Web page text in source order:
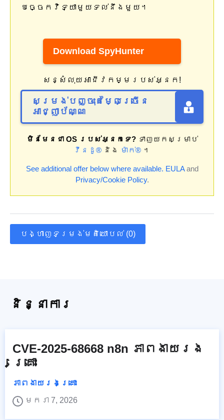
បច្ចេកវិទ្យាមួយទល់នឹងមួយ។
Download SpyHunter
សន្សំលុយអាជីវកម្មរបស់អ្នក!
សម្រង់បញ្ចុះតម្លៃច្រើន
អាជ្ញាប័ណ្ណ
មិនមែនជា OS របស់អ្នកទេ?ទាញយកសម្រាប់
វីនដូ® និង ម៉ាក់® ។
See additional offer below where available. EULAand
Privacy/Cookie Policy.
បង្ហាញទម្រង់មតិយោបល់ (0)
និន្នាការ
CVE-2025-68668 n8n ភាពងាយរង
គ្រោះ
ភាពងាយរងគ្រោះ
មករា 7, 2026